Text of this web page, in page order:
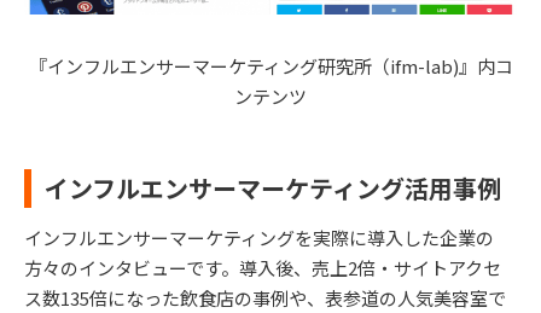
『インフルエンサーマーケティング研究所（ifm-lab)』内コ
ンテンツ
インフルエンサーマーケティング活用事例
インフルエンサーマーケティングを実際に導入した企業の
方々のインタビューです。導入後、売上2倍・サイトアクセ
ス数135倍になった飲食店の事例や、表参道の人気美容室で